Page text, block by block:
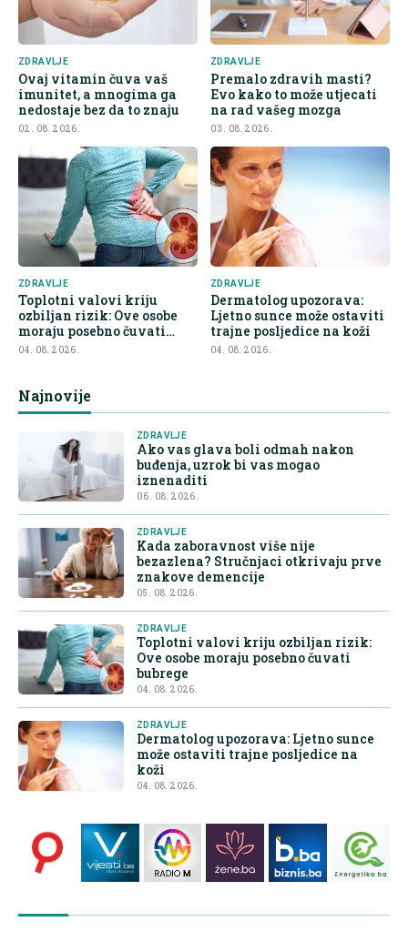
ZDRAVLJE
Ovaj vitamin čuva vaš
imunitet, a mnogima ga
nedostaje bez da to znaju
02. 08. 2026.
ZDRAVLJE
Premalo zdravih masti?
Evo kako to može utjecati
na rad vašeg mozga
03. 08. 2026.
ZDRAVLJE
Toplotni valovi kriju
ozbiljan rizik: Ove osobe
moraju posebno čuvati
bubrege
04. 08. 2026.
ZDRAVLJE
Dermatolog upozorava:
Ljetno sunce može ostaviti
trajne posljedice na koži
04. 08. 2026.
Najnovije
ZDRAVLJE
Ako vas glava boli odmah nakon
buđenja, uzrok bi vas mogao
iznenaditi
06. 08. 2026.
ZDRAVLJE
Kada zaboravnost više nije
bezazlena? Stručnjaci otkrivaju prve
znakove demencije
05. 08. 2026.
ZDRAVLJE
Toplotni valovi kriju ozbiljan rizik:
Ove osobe moraju posebno čuvati
bubrege
04. 08. 2026.
ZDRAVLJE
Dermatolog upozorava: Ljetno sunce
može ostaviti trajne posljedice na
koži
04. 08. 2026.